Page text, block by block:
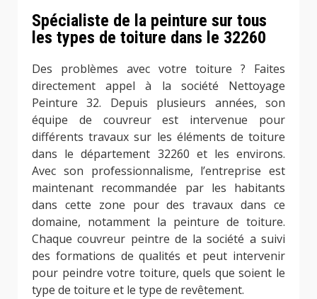
Spécialiste de la peinture sur tous
les types de toiture dans le 32260
Des problèmes avec votre toiture ? Faites
directement appel à la société Nettoyage
Peinture 32. Depuis plusieurs années, son
équipe de couvreur est intervenue pour
différents travaux sur les éléments de toiture
dans le département 32260 et les environs.
Avec son professionnalisme, l’entreprise est
maintenant recommandée par les habitants
dans cette zone pour des travaux dans ce
domaine, notamment la peinture de toiture.
Chaque couvreur peintre de la société a suivi
des formations de qualités et peut intervenir
pour peindre votre toiture, quels que soient le
type de toiture et le type de revêtement.